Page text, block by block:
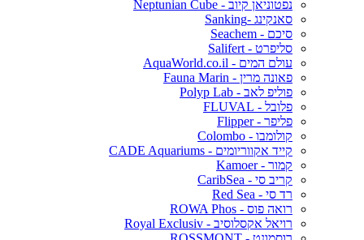
נפטוניאן קיוב - Neptunian Cube
סאנקינג -Sanking
סיכם - Seachem
סליפרט - Salifert
עולם המים - AquaWorld.co.il
פאונה מרין - Fauna Marin
פוליפ לאב - Polyp Lab
פלובל - FLUVAL
פליפר - Flipper
קולומבו - Colombo
קייד אקווריומים - CADE Aquariums
קמור - Kamoer
קריב סי - CaribSea
רד סי - Red Sea
רואה פוס - ROWA Phos
רויאל אקסלוסיב - Royal Exclusiv